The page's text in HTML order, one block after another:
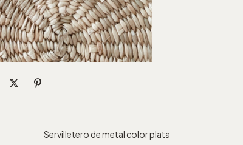
Servilletero de metal color plata